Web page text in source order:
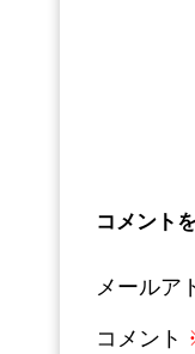
コメント
メールア
コメント